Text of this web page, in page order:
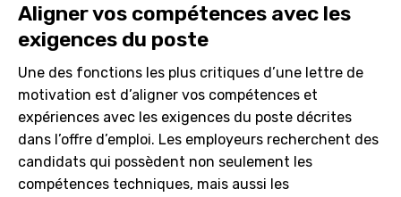
Aligner vos compétences avec les
exigences du poste
Une des fonctions les plus critiques d’une lettre de
motivation est d’aligner vos compétences et
expériences avec les exigences du poste décrites
dans l’offre d’emploi. Les employeurs recherchent des
candidats qui possèdent non seulement les
compétences techniques, mais aussi les